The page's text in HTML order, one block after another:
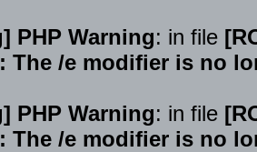
PHP Warning: in file
The /e modifier is no
PHP Warning: in file
The /e modifier is no